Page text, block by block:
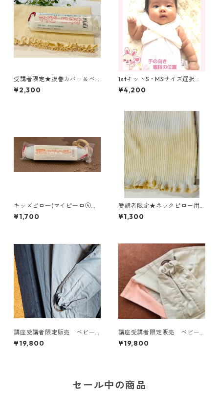
受講者限定★腹巻カバー＆ベ
ビーピーロセット 同梱でき
れば送料無料！
¥2,300
1stキットS・MSサイズ選択可
能！ まるまる育児用（おひ
なまき布＆腹巻カバー＆ベビ
¥4,200
キッズピロー(マイピーロ⑤
旧おでかけ用マイピーロ ベビ
ー＋（プラス）) 6ヶ月以降は2
¥1,700
受講者限定★ネックピロー用
腹巻きカバー(きなりのみ) 1
枚から購入可能
¥1,300
講座受講者限定販売 ベビー
スリング★グラデーション綿1
00％ リング付きスリング
にもおすすめな抱っこ紐！
¥19,800
講座受講者限定販売 ベビー
スリング★コットンバイカラ
ー 綿100％リング付きスリン
や寝かしつけ対策にもおすす
めな抱っこ紐！
¥19,800
セール中の商品